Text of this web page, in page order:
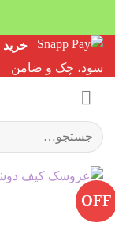
Skip
سود، چک و ضامن
جستجو
برای:
OFF